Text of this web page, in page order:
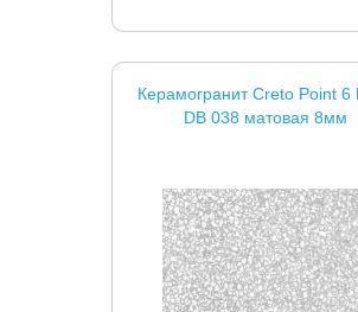
Керамогранит Creto Point 6
DB 038 матовая 8мм